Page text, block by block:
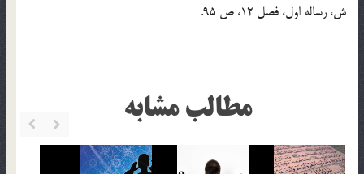
ش، رساله اول، فصل 12، ص 95.
مطالب مشابه